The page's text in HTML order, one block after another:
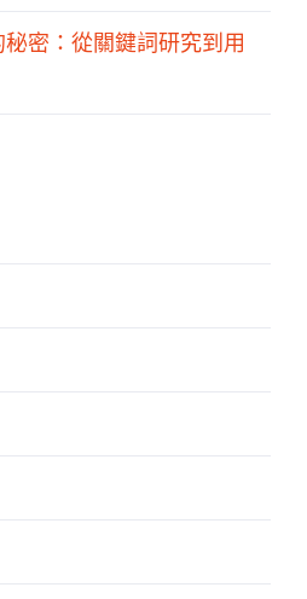
秘密：從關鍵詞研究到用